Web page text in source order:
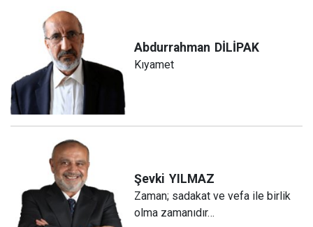
Abdurrahman DİLİPAK
Kıyamet
Şevki YILMAZ
Zaman; sadakat ve vefa ile birlik
olma zamanıdır…